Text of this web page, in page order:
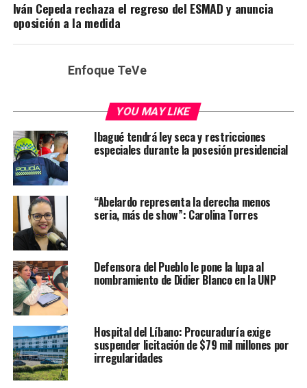
Iván Cepeda rechaza el regreso del ESMAD y anuncia
oposición a la medida
Enfoque TeVe
YOU MAY LIKE
Ibagué tendrá ley seca y restricciones
especiales durante la posesión presidencial
“Abelardo representa la derecha menos
seria, más de show”: Carolina Torres
Defensora del Pueblo le pone la lupa al
nombramiento de Didier Blanco en la UNP
Hospital del Líbano: Procuraduría exige
suspender licitación de $79 mil millones por
irregularidades